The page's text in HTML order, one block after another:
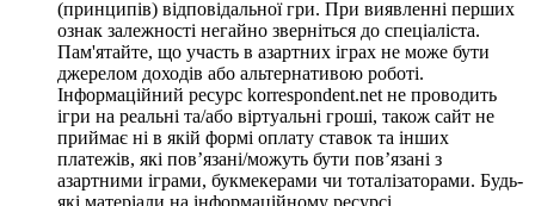
(принципів) відповідальної гри. При виявленні перших
ознак залежності негайно зверніться до спеціаліста.
Пам'ятайте, що участь в азартних іграх не може бути
джерелом доходів або альтернативою роботі.
Інформаційний ресурс korrespondent.net не проводить
ігри на реальні та/або віртуальні гроші, також сайт не
приймає ні в якій формі оплату ставок та інших
платежів, які пов’язані/можуть бути пов’язані з
азартними іграми, букмекерами чи тоталізаторами. Будь-
які матеріали на інформаційному ресурсі